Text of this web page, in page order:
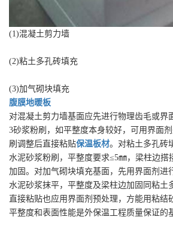
(1)混凝土剪力墙
(2)粘土多孔砖填充
(3)加气砌块填充
腹膜地暖板
对混凝土剪力墙基面应先进行物理齿毛或界
3砂浆粉刷，如平整度本身较好，可用界面
刷调整后直接粘贴保温板材。对粘土多孔砖
水泥砂浆粉刷，平整度要求≤5㎜，梁柱边搭
加固。对加气砌块填充基面，先用界面剂进
水泥砂浆抹平，平整度及梁柱边加固同粘土
直接粘贴也应用界面剂预处理，方能用粘结
平整度和表面性能是外保温工程质量保证的